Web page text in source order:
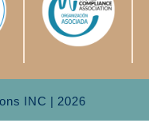
INC | 2026